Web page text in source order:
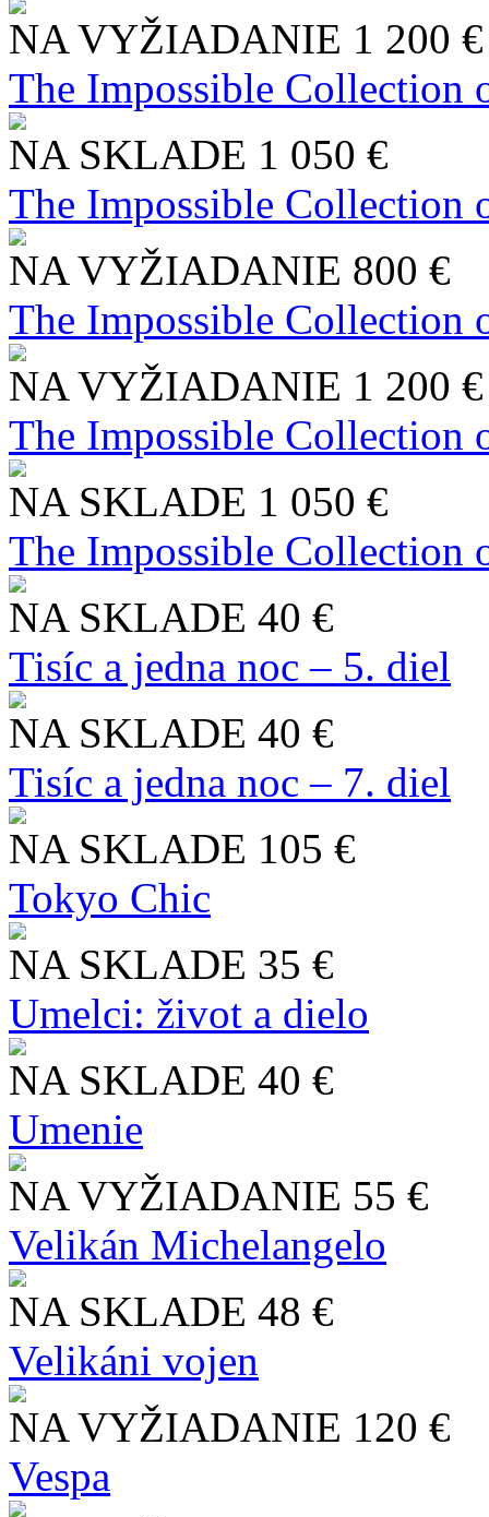
NA VYŽIADANIE 1 200 €
The Impossible Collection
NA SKLADE 1 050 €
The Impossible Collection
NA VYŽIADANIE 800 €
The Impossible Collection
NA VYŽIADANIE 1 200 €
The Impossible Collection
NA SKLADE 1 050 €
The Impossible Collection
NA SKLADE 40 €
Tisíc a jedna noc – 5. diel
NA SKLADE 40 €
Tisíc a jedna noc – 7. diel
NA SKLADE 105 €
Tokyo Chic
NA SKLADE 35 €
Umelci: život a dielo
NA SKLADE 40 €
Umenie
NA VYŽIADANIE 55 €
Velikán Michelangelo
NA SKLADE 48 €
Velikáni vojen
NA VYŽIADANIE 120 €
Vespa